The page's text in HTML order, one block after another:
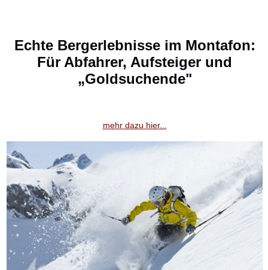
Echte Bergerlebnisse im Montafon:
Für Abfahrer, Aufsteiger und
„Goldsuchende"
mehr dazu hier...